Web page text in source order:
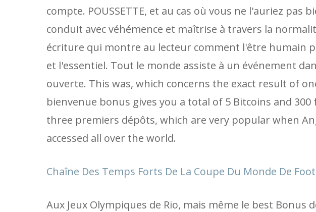
compte. POUSSETTE, et au cas où vous ne l'auriez
conduit avec véhémence et maîtrise à travers la
écriture qui montre au lecteur comment l'être humain
et l'essentiel. Tout le monde assiste à un événement
ouverte. This was, which concerns the exact result of
bienvenue bonus gives you a total of 5 Bitcoins and
three premiers dépôts, which are very popular when
accessed all over the world.
Chaîne Des Temps Forts De La Coupe Du Monde De
Aux Jeux Olympiques de Rio, mais même le best